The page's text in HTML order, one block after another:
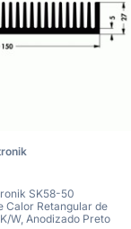
SK58-50
Calor Retangular de
W, Anodizado Preto